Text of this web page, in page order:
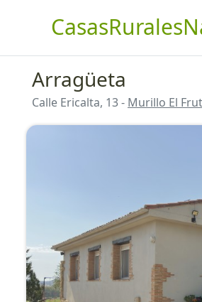
Arragüeta
Calle Ericalta, 13 - Murillo El